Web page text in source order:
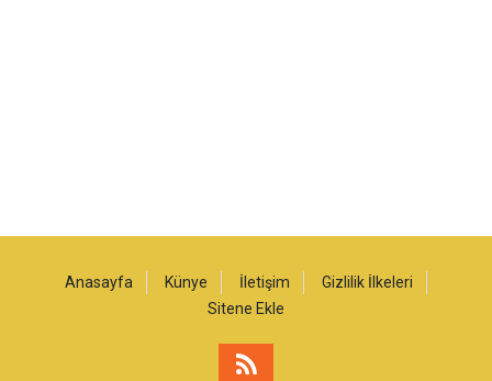
Anasayfa Künye İletişim
Gizlilik İlkeleri
Sitene Ekle